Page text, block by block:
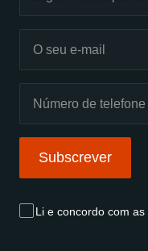
Subscrever
Li e concordo com as